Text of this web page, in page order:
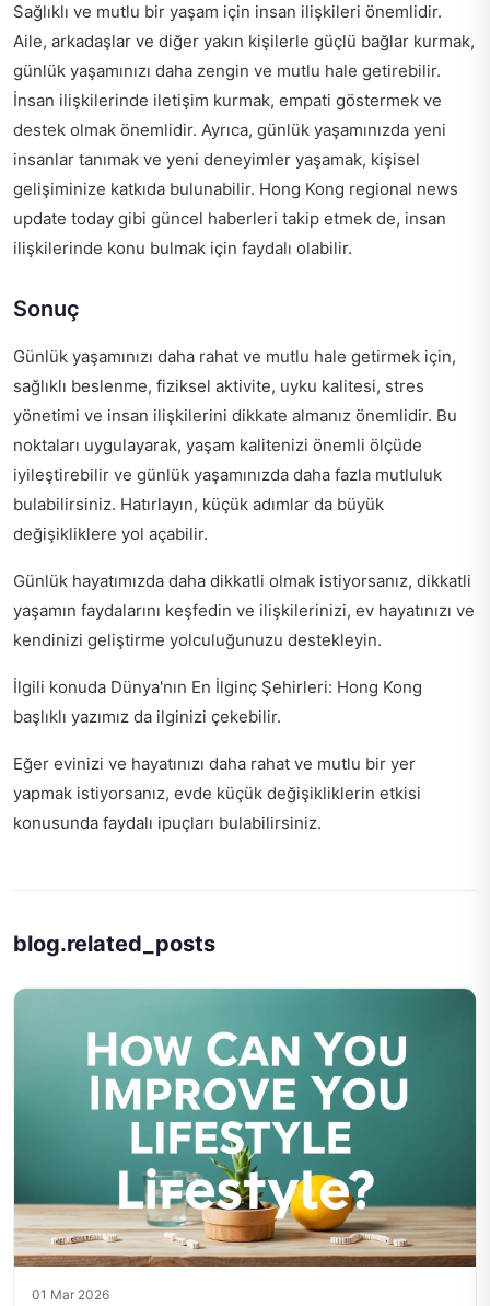
Sağlıklı ve mutlu bir yaşam için insan ilişkileri önemlidir.
Aile, arkadaşlar ve diğer yakın kişilerle güçlü bağlar kurmak,
günlük yaşamınızı daha zengin ve mutlu hale getirebilir.
İnsan ilişkilerinde iletişim kurmak, empati göstermek ve
destek olmak önemlidir. Ayrıca, günlük yaşamınızda yeni
insanlar tanımak ve yeni deneyimler yaşamak, kişisel
gelişiminize katkıda bulunabilir. Hong Kong regional news
update today gibi güncel haberleri takip etmek de, insan
ilişkilerinde konu bulmak için faydalı olabilir.
Sonuç
Günlük yaşamınızı daha rahat ve mutlu hale getirmek için,
sağlıklı beslenme, fiziksel aktivite, uyku kalitesi, stres
yönetimi ve insan ilişkilerini dikkate almanız önemlidir. Bu
noktaları uygulayarak, yaşam kalitenizi önemli ölçüde
iyileştirebilir ve günlük yaşamınızda daha fazla mutluluk
bulabilirsiniz. Hatırlayın, küçük adımlar da büyük
değişikliklere yol açabilir.
Günlük hayatımızda daha dikkatli olmak istiyorsanız, dikkatli
yaşamın faydalarını keşfedin ve ilişkilerinizi, ev hayatınızı ve
kendinizi geliştirme yolculuğunuzu destekleyin.
İlgili konuda Dünya'nın En İlginç Şehirleri: Hong Kong
başlıklı yazımız da ilginizi çekebilir.
Eğer evinizi ve hayatınızı daha rahat ve mutlu bir yer
yapmak istiyorsanız, evde küçük değişikliklerin etkisi
konusunda faydalı ipuçları bulabilirsiniz.
blog.related_posts
01 Mar 2026